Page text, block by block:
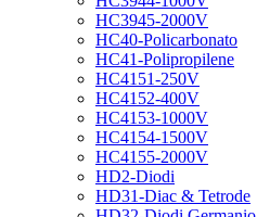
HC3945-2000V
HC40-Policarbonato
HC41-Polipropilene
HC4151-250V
HC4152-400V
HC4153-1000V
HC4154-1500V
HC4155-2000V
HD2-Diodi
HD31-Diac & Tetrode